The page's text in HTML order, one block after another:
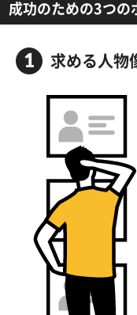
成功のための3つの
求める人物